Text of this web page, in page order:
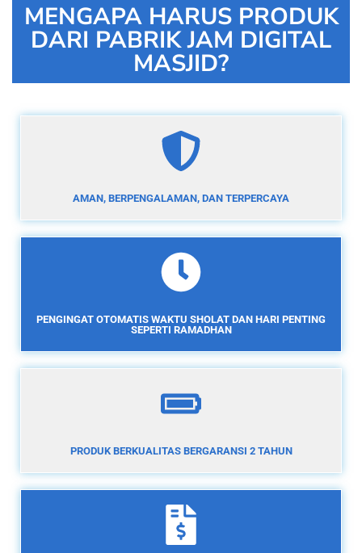
MENGAPA HARUS PRODUK
DARI PABRIK JAM DIGITAL
MASJID?
AMAN, BERPENGALAMAN, DAN TERPERCAYA
PENGINGAT OTOMATIS WAKTU SHOLAT DAN HARI PENTING
SEPERTI RAMADHAN
PRODUK BERKUALITAS BERGARANSI 2 TAHUN